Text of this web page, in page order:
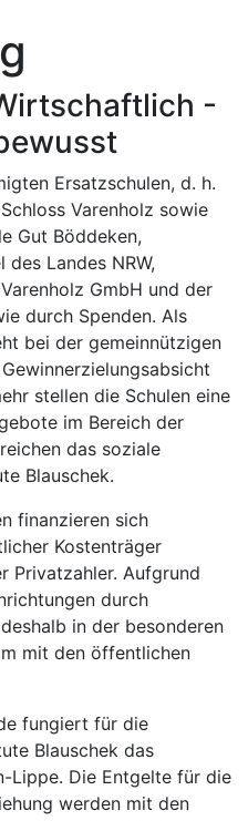
-
Ersatzschulen, d. h.
Varenholz sowie
Gut Böddeken,
Landes NRW,
GmbH und der
durch Spenden. Als
bei der gemeinnützigen
stellen die Schulen eine
im Bereich der
das soziale
Blauschek.
finanzieren sich
Kostenträger
Privatzahler. Aufgrund
durch
in der besonderen
mit den öffentlichen
fungiert für die
Blauschek das
Lippe. Die Entgelte für die
werden mit den